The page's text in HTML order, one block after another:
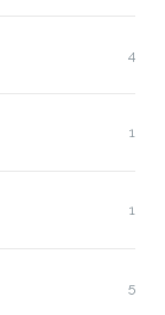
4
1
1
5